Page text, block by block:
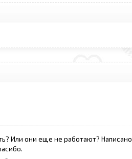
Или они еще не работают? Написано